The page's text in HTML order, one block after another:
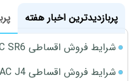
پربازدیدترین اخبار هفته
شرایط فروش اقساطی KMC SR6 کرمان موتور اعلام شد
شرایط فروش اقساطی JAC J4 (مرداد 1405)